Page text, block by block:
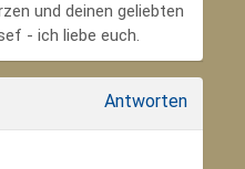
und deinen geliebten
- ich liebe euch.
Antworten